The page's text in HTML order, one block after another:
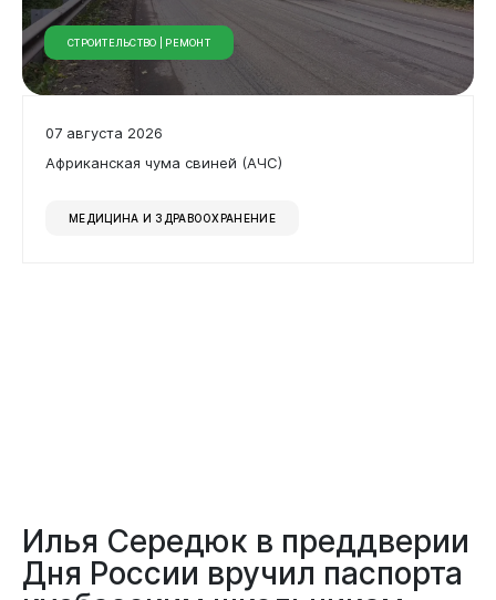
СТРОИТЕЛЬСТВО | РЕМОНТ
07 августа 2026
Африканская чума свиней (АЧС)
МЕДИЦИНА И ЗДРАВООХРАНЕНИЕ
Илья Середюк в преддверии
Дня России вручил паспорта